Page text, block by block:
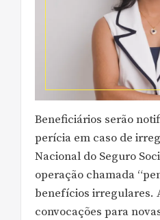
Beneficiários serão
perícia em caso de
Nacional do Seguro
operação chamada
benefícios irregulares.
convocações para